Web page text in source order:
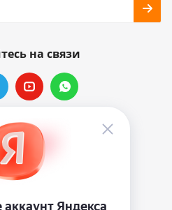
на связи
контакты